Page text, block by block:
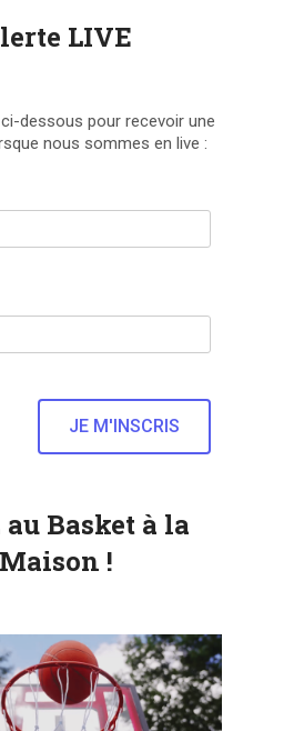
LIVE
dessous pour recevoir une
nous sommes en live :
Basket à la
Maison !